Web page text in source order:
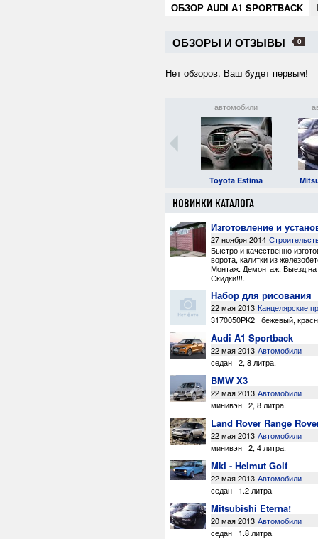
ОБЗОР AUDI A1 SPORTBACK
ОБЗОРЫ И ОТЗЫВЫ 0
Нет обзоров. Ваш будет первым!
автомобили
Toyota Estima
НОВИНКИ КАТАЛОГА
Изготовление и
27 ноября 2014
Быстро и качественно
ворота, калитки из
Монтаж. Демонтаж. Выезд на
Скидки!!!.
Набор для рисования
22 мая 2013 Канцелярские
3170050PK2 бежевый,
Audi A1 Sportback
22 мая 2013 Автомобили
седан 2, 8 литра.
BMW X3
22 мая 2013 Автомобили
минивэн 2, 8 литра.
Land Rover Range
22 мая 2013 Автомобили
минивэн 2, 4 литра.
MkI - Helmut Golf
22 мая 2013 Автомобили
седан
1.2 литра
Mitsubishi Eterna!
20 мая 2013 Автомобили
седан
1.8 литра